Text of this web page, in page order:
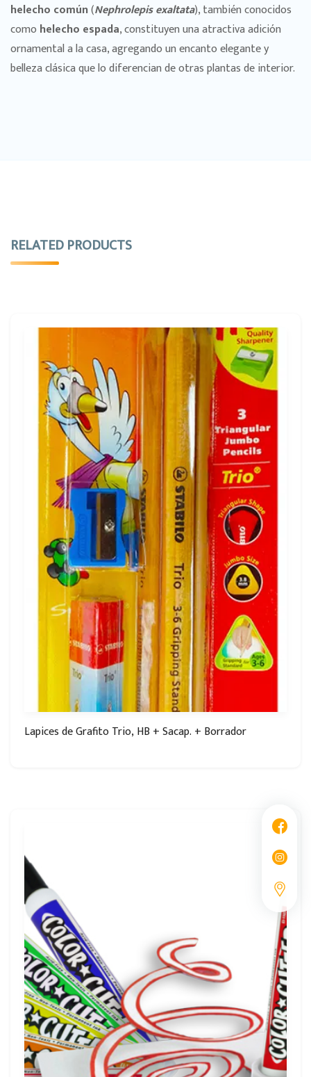
helecho común(Nephrolepis exaltata), también conocidos
como helecho espada, constituyen una atractiva adición
ornamental a la casa, agregando un encanto elegante y
belleza clásica que lo diferencian de otras plantas de interior.
RELATED PRODUCTS
Lapices de Grafito Trio, HB + Sacap. + Borrador